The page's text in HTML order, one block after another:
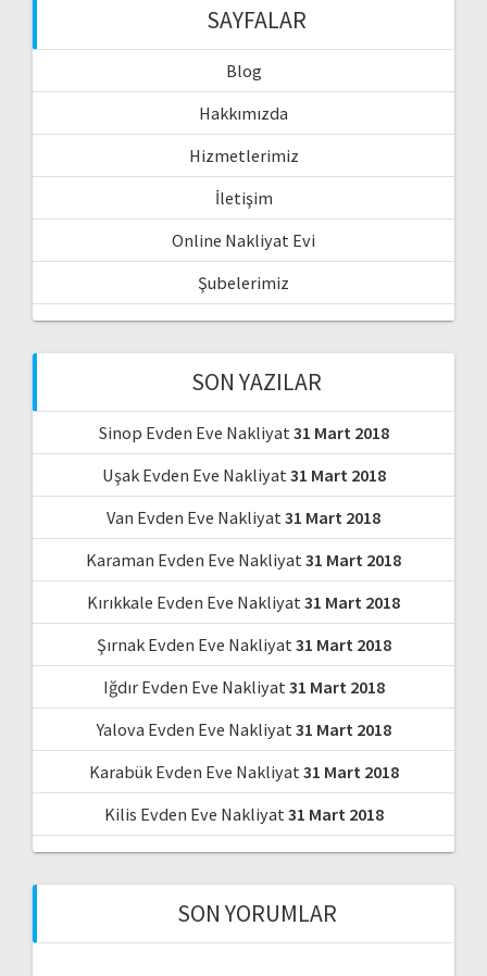
SAYFALAR
Blog
Hakkımızda
Hizmetlerimiz
İletişim
Online Nakliyat Evi
Şubelerimiz
SON YAZILAR
Sinop Evden Eve Nakliyat 31 Mart 2018
Uşak Evden Eve Nakliyat 31 Mart 2018
Van Evden Eve Nakliyat 31 Mart 2018
Karaman Evden Eve Nakliyat 31 Mart 2018
Kırıkkale Evden Eve Nakliyat 31 Mart 2018
Şırnak Evden Eve Nakliyat 31 Mart 2018
Iğdır Evden Eve Nakliyat 31 Mart 2018
Yalova Evden Eve Nakliyat 31 Mart 2018
Karabük Evden Eve Nakliyat 31 Mart 2018
Kilis Evden Eve Nakliyat 31 Mart 2018
SON YORUMLAR